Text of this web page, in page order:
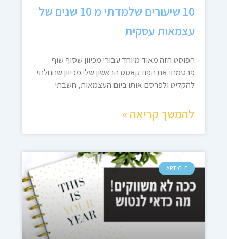
10 שיעורים שלמדתי מ 10 שנים של
עצמאות עסקית
הפוסט הזה מאוד מיוחד עבורי מכיוון שסוף שוף
פרסמתי את הפודקאסט הראשון שלי.מכיוון שהחלתי
להקליט ולפרסם אותו ביום העצמאות, חשבתי
להמשך קריאה »
ARTICLE